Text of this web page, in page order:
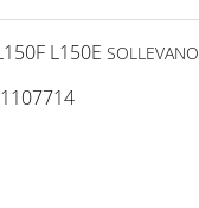
L150E SOLLEVANO